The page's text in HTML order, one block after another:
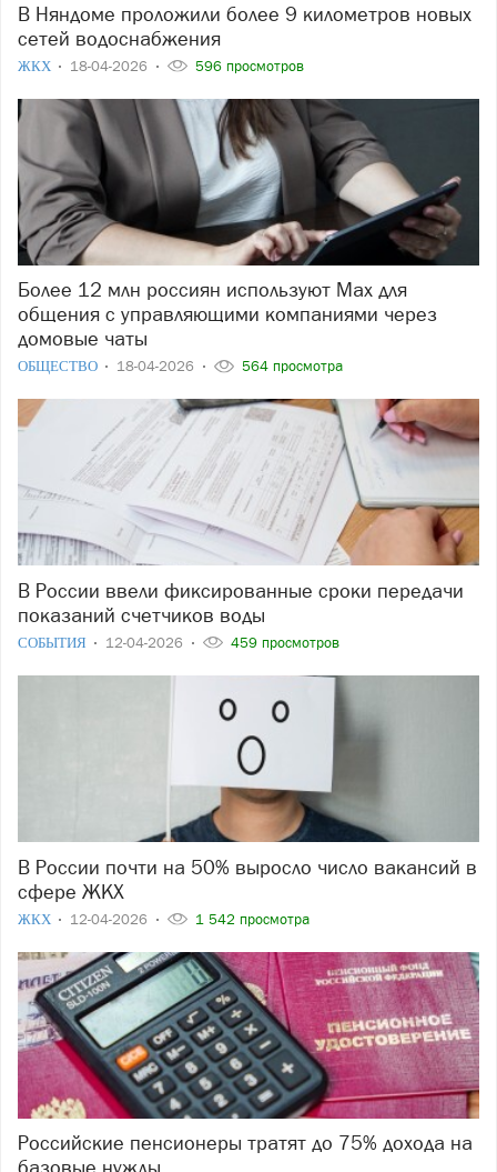
В Няндоме проложили более 9 километров новых
сетей водоснабжения
ЖКХ 18-04-2026 596 просмотров
Более 12 млн россиян используют Max для
общения с управляющими компаниями через
домовые чаты
ОБЩЕСТВО 18-04-2026 564 просмотра
В России ввели фиксированные сроки передачи
показаний счетчиков воды
СОБЫТИЯ 12-04-2026 459 просмотров
В России почти на 50% выросло число вакансий в
сфере ЖКХ
ЖКХ 12-04-2026 1 542 просмотра
Российские пенсионеры тратят до 75% дохода на
базовые нужды